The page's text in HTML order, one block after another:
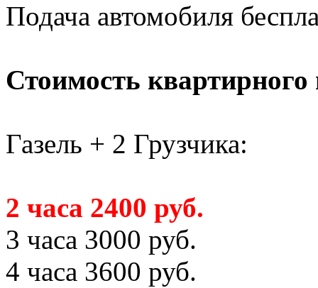
Подача автомобиля
Стоимость квартирного
Газель + 2 Грузчика:
2 часа 2400 руб.
3 часа 3000 руб.
4 часа 3600 руб.